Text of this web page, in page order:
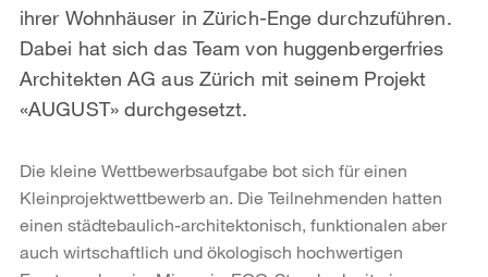
ihrer Wohnhäuser in Zürich-Enge durchzuführen.
Dabei hat sich das Team von huggenbergerfries
Architekten AG aus Zürich mit seinem Projekt
«AUGUST» durchgesetzt.
Die kleine Wettbewerbsaufgabe bot sich für einen
Kleinprojektwettbewerb an. Die Teilnehmenden hatten
einen städtebaulich-architektonisch, funktionalen aber
auch wirtschaftlich und ökologisch hochwertigen